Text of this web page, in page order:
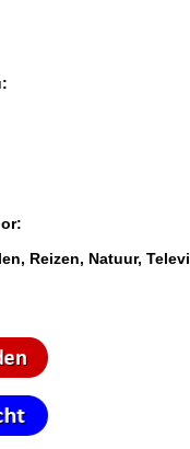
Reizen, Natuur,